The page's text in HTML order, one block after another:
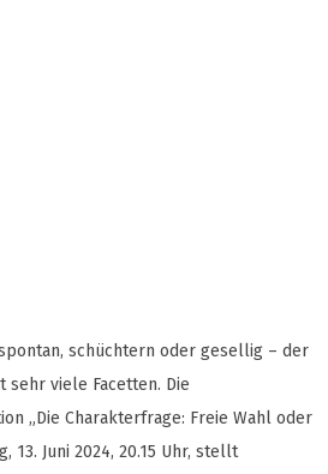
schüchtern oder gesellig – der
sehr viele Facetten. Die
„Die Charakterfrage: Freie Wahl oder
13. Juni 2024, 20.15 Uhr, stellt